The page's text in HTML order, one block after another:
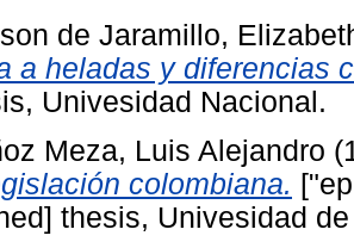
de Jaramillo,
a heladas y diferencias
Univesidad Nacional.
Meza, Luis Alejandro
colombiana.
thesis, Univesidad